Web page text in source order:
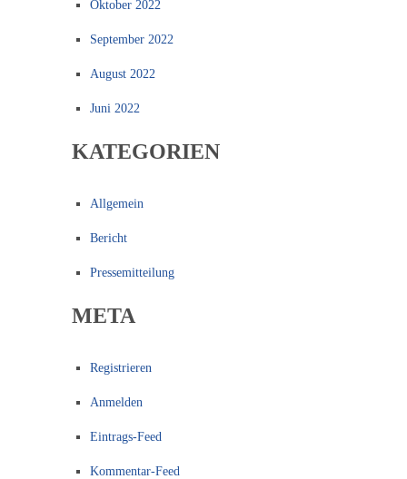
Oktober 2022
September 2022
August 2022
Juni 2022
KATEGORIEN
Allgemein
Bericht
Pressemitteilung
META
Registrieren
Anmelden
Eintrags-Feed
Kommentar-Feed